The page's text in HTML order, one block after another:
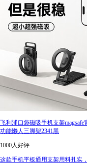
飞利浦口袋磁吸手机支架
功能懒人三脚架2341黑
1000人好评
这款手机平板通用支架用料扎实